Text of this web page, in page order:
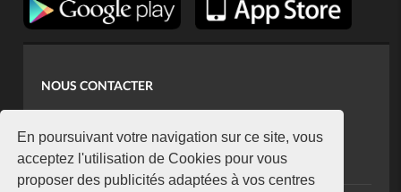
En poursuivant votre navigation sur ce site, vous
acceptez l'utilisation de Cookies pour vous
proposer des publicités adaptées à vos centres
NOUS CONTACTER
koaci@yahoo.fr
+225 07 08 85 52 93